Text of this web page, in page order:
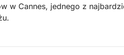
w Cannes, jednego z
w Cannes, popłyniesz